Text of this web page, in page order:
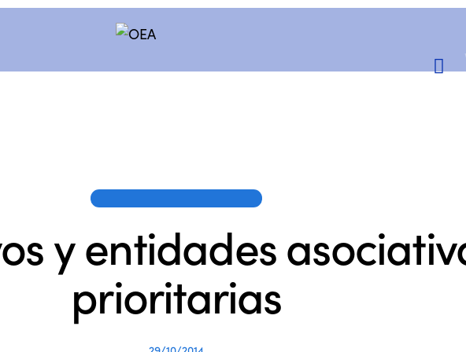
y entidades
prioritarias